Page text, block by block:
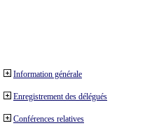
Information générale
Enregistrement des délégués
Conférences relatives